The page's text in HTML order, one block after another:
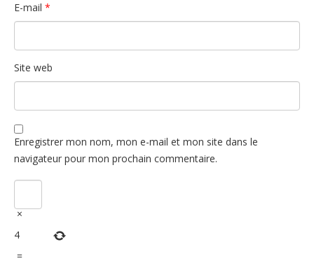
E-mail *
Site web
Enregistrer mon nom, mon e-mail et mon site dans le
navigateur pour mon prochain commentaire.
×
4
=